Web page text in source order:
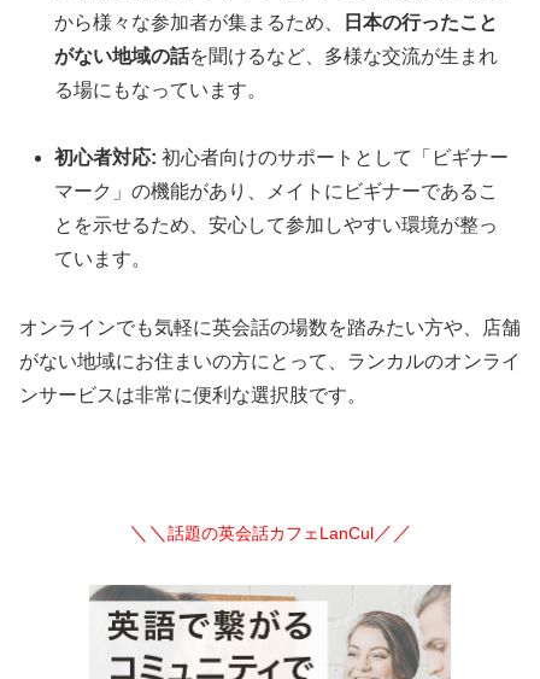
から様々な参加者が集まるため、
日本の行ったこと
がない地域の話を聞けるなど、多様な交流が生まれ
る場にもなっています。
初心者対応: 初心者向けのサポートとして「ビギナー
マーク」の機能があり、メイトにビギナーであるこ
とを示せるため、安心して参加しやすい環境が整っ
ています。
オンラインでも気軽に英会話の場数を踏みたい方や、店舗
がない地域にお住まいの方にとって、ランカルのオンライ
ンサービスは非常に便利な選択肢です。
＼＼ 話題の英会話カフェLanCul／／